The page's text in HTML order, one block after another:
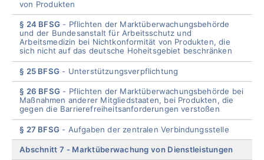
von Produkten
§ 24 BFSG
Pflichten der Marktüberwachungsbehörde
und der Bundesanstalt für Arbeitsschutz und
Arbeitsmedizin bei Nichtkonformität von Produkten, die
sich nicht auf das deutsche Hoheitsgebiet beschränken
§ 25 BFSG Unterstützungsverpflichtung
§ 26 BFSG
Pflichten der Marktüberwachungsbehörde bei
Maßnahmen anderer Mitgliedstaaten, bei Produkten, die
gegen die Barrierefreiheitsanforderungen verstoßen
§ 27 BFSG Aufgaben der zentralen Verbindungsstelle
Abschnitt 7 Marktüberwachung von Dienstleistungen